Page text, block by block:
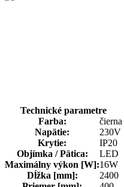
Technické parametre
Farba:
čierna
Napätie:
230V
Krytie:
IP20
Objímka / Pätica:
LED
Maximálny výkon [W]:16W
Dĺžka [mm]:
2400